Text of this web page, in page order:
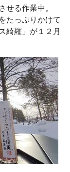
せる作業中。
たっぷりかけて
綺羅」が１２月